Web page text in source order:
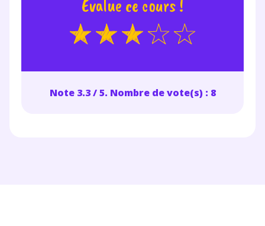
Évalue ce cours !
Note 3.3 / 5. Nombre de vote(s) : 8